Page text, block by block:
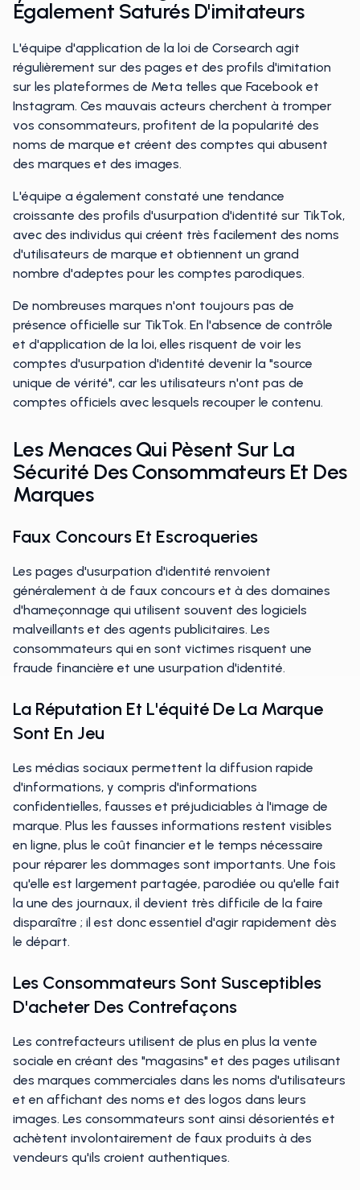
Également Saturés D'imitateurs
L'équipe d'application de la loi de Corsearch agit
régulièrement sur des pages et des profils d'imitation
sur les plateformes de Meta telles que Facebook et
Instagram. Ces mauvais acteurs cherchent à tromper
vos consommateurs, profitent de la popularité des
noms de marque et créent des comptes qui abusent
des marques et des images.
L'équipe a également constaté une tendance
croissante des profils d'usurpation d'identité sur TikTok,
avec des individus qui créent très facilement des noms
d'utilisateurs de marque et obtiennent un grand
nombre d'adeptes pour les comptes parodiques.
De nombreuses marques n'ont toujours pas de
présence officielle sur TikTok. En l'absence de contrôle
et d'application de la loi, elles risquent de voir les
comptes d'usurpation d'identité devenir la "source
unique de vérité", car les utilisateurs n'ont pas de
comptes officiels avec lesquels recouper le contenu.
Les Menaces Qui Pèsent Sur La
Sécurité Des Consommateurs Et Des
Marques
Faux Concours Et Escroqueries
Les pages d'usurpation d'identité renvoient
généralement à de faux concours et à des domaines
d'hameçonnage qui utilisent souvent des logiciels
malveillants et des agents publicitaires. Les
consommateurs qui en sont victimes risquent une
fraude financière et une usurpation d'identité.
La Réputation Et L'équité De La Marque
Sont En Jeu
Les médias sociaux permettent la diffusion rapide
d'informations, y compris d'informations
confidentielles, fausses et préjudiciables à l'image de
marque. Plus les fausses informations restent visibles
en ligne, plus le coût financier et le temps nécessaire
pour réparer les dommages sont importants. Une fois
qu'elle est largement partagée, parodiée ou qu'elle fait
la une des journaux, il devient très difficile de la faire
disparaître ; il est donc essentiel d'agir rapidement dès
le départ.
Les Consommateurs Sont Susceptibles
D'acheter Des Contrefaçons
Les contrefacteurs utilisent de plus en plus la vente
sociale en créant des "magasins" et des pages utilisant
des marques commerciales dans les noms d'utilisateurs
et en affichant des noms et des logos dans leurs
images. Les consommateurs sont ainsi désorientés et
achètent involontairement de faux produits à des
vendeurs qu'ils croient authentiques.